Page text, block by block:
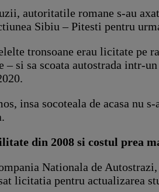
autoritatile romane s-au
Sibiu – Pitesti pentru
tronsoane erau licitate pe
– si sa scoata autostrada intr-
insa socoteala de acasa nu
din 2008 si costul prea
Nationala de
licitatia pentru actualizarea